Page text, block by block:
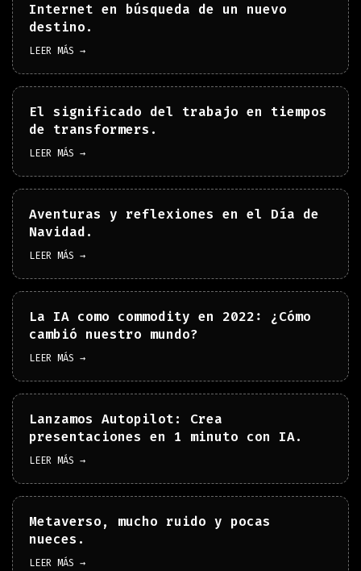
Internet en búsqueda de un nuevo
destino.
LEER MÁS →
El significado del trabajo en tiempos
de transformers.
LEER MÁS →
Aventuras y reflexiones en el Día de
Navidad.
LEER MÁS →
La IA como commodity en 2022: ¿Cómo
cambió nuestro mundo?
LEER MÁS →
Lanzamos Autopilot: Crea
presentaciones en 1 minuto con IA.
LEER MÁS →
Metaverso, mucho ruido y pocas
nueces.
LEER MÁS →